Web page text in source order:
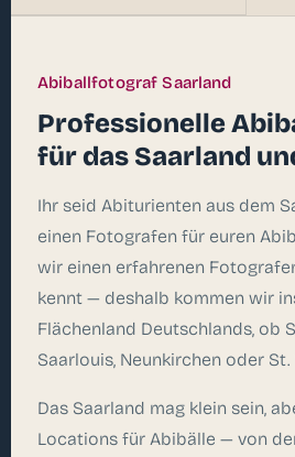
Abiballfotograf Saarland
Professionelle
für das Saarland
Ihr seid Abiturienten aus dem
einen Fotografen für euren
wir einen erfahrenen
kennt — deshalb kommen wir
Flächenland Deutschlands, ob
Saarlouis, Neunkirchen oder St.
Das Saarland mag klein sein,
Locations für Abibälle — von